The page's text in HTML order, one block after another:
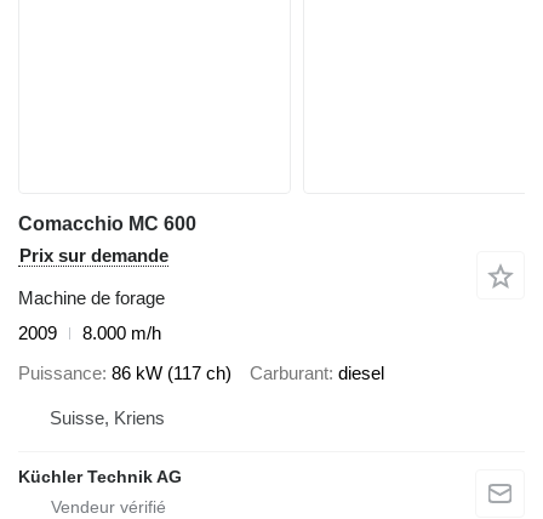
Comacchio MC 600
Prix sur demande
Machine de forage
2009
8.000 m/h
Puissance 86 kW (117 ch) Carburant diesel
Suisse, Kriens
Küchler Technik AG